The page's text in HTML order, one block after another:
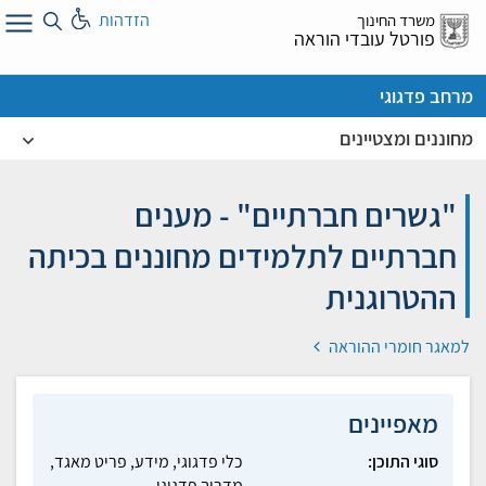
דלג
אל
משרד החינוך
פורטל עובדי הוראה
הזדהות
מרחב פדגוגי
מחוננים ומצטיינים
"גשרים חברתיים" - מענים
חברתיים לתלמידים מחוננים בכיתה
ההטרוגנית
למאגר חומרי ההוראה
מאפיינים
סוגי התוכן:
כלי פדגוגי, מידע, פריט מאגד,